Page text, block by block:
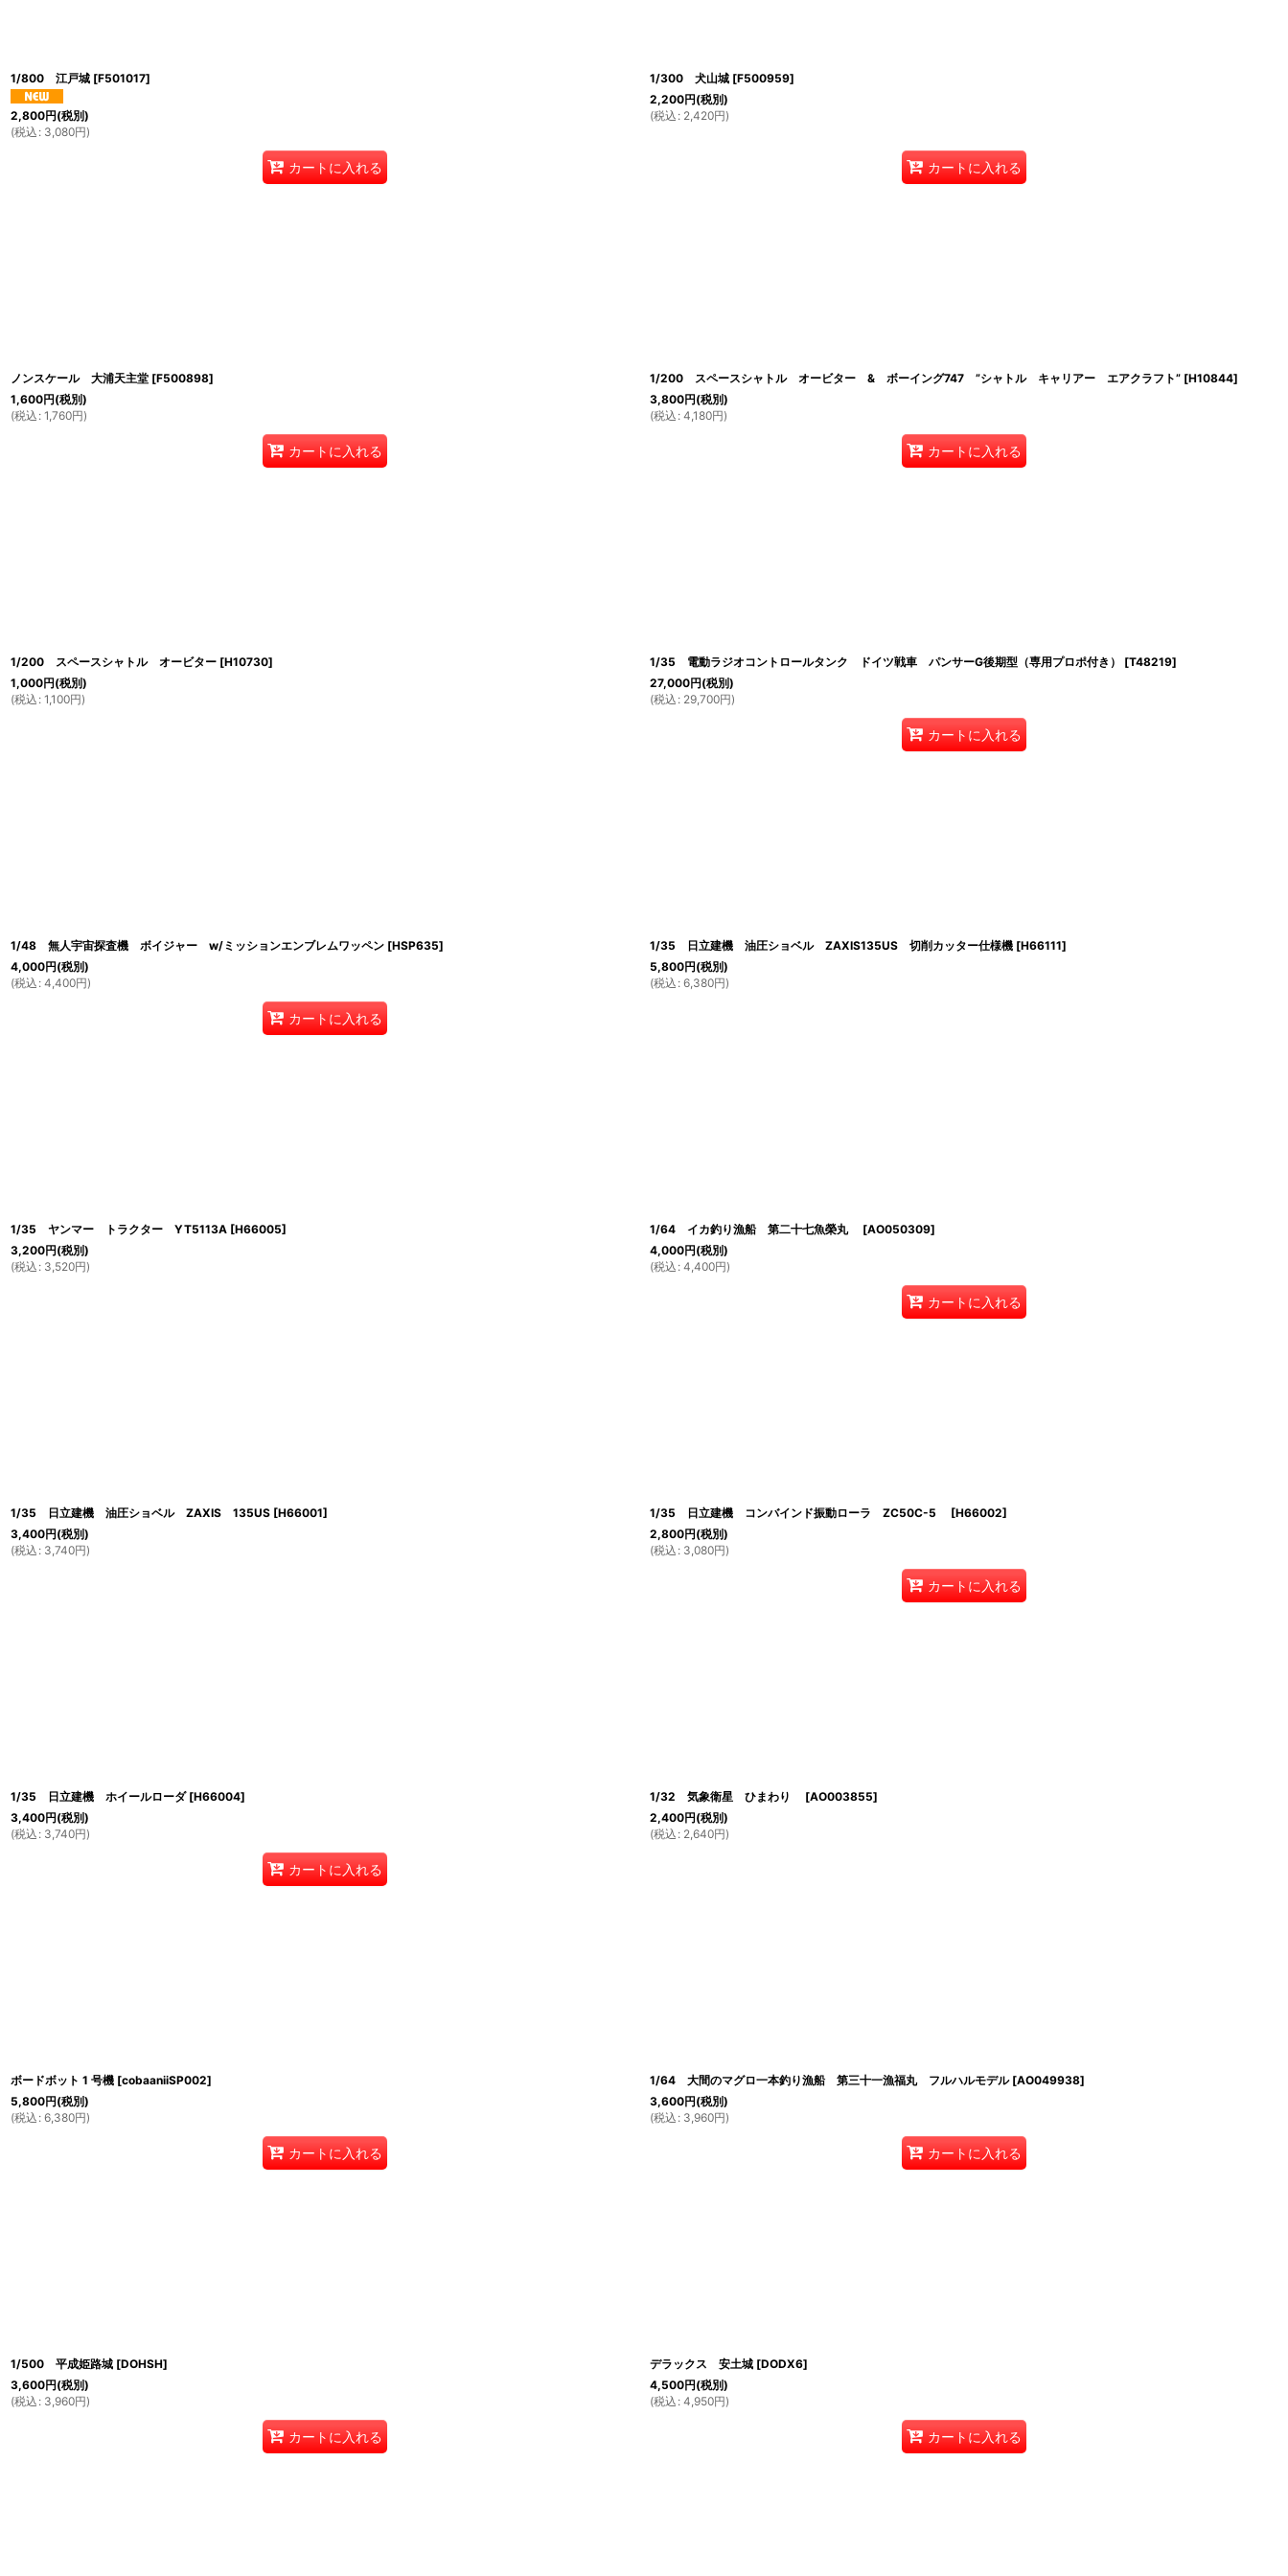
1/800 江戸城 [F501017]
2,800円(税別)
(税込 : 3,080円)
カートに入れる
1/300 犬山城 [F500959]
2,200円(税別)
(税込 : 2,420円)
カートに入れる
ノンスケール 大浦天主堂 [F500898]
1,600円(税別)
(税込 : 1,760円)
カートに入れる
1/200 スペースシャトル オービター & ボーイング747 ”シャトル キャリアー エアクラフト” [H10844]
3,800円(税別)
(税込 : 4,180円)
カートに入れる
1/200 スペースシャトル オービター [H10730]
1,000円(税別)
(税込 : 1,100円)
1/35 電動ラジオコントロールタンク ドイツ戦車 パンサーG後期型（専用プロポ付き） [T48219]
27,000円(税別)
(税込 : 29,700円)
カートに入れる
1/48 無人宇宙探査機 ボイジャー w/ミッションエンブレムワッペン [HSP635]
4,000円(税別)
(税込 : 4,400円)
カートに入れる
1/35 日立建機 油圧ショベル ZAXIS135US 切削カッター仕様機 [H66111]
5,800円(税別)
(税込 : 6,380円)
1/35 ヤンマー トラクター YT5113A [H66005]
3,200円(税別)
(税込 : 3,520円)
1/64 イカ釣り漁船 第二十七魚榮丸 [AO050309]
4,000円(税別)
(税込 : 4,400円)
カートに入れる
1/35 日立建機 油圧ショベル ZAXIS 135US [H66001]
3,400円(税別)
(税込 : 3,740円)
1/35 日立建機 コンバインド振動ローラ ZC50C-5 [H66002]
2,800円(税別)
(税込 : 3,080円)
カートに入れる
1/35 日立建機 ホイールローダ [H66004]
3,400円(税別)
(税込 : 3,740円)
カートに入れる
1/32 気象衛星 ひまわり [AO003855]
2,400円(税別)
(税込 : 2,640円)
ボードボット 1 号機 [cobaaniiSP002]
5,800円(税別)
(税込 : 6,380円)
カートに入れる
1/64 大間のマグロ一本釣り漁船 第三十一漁福丸 フルハルモデル [AO049938]
3,600円(税別)
(税込 : 3,960円)
カートに入れる
1/500 平成姫路城 [DOHSH]
3,600円(税別)
(税込 : 3,960円)
カートに入れる
デラックス 安土城 [DODX6]
4,500円(税別)
(税込 : 4,950円)
カートに入れる